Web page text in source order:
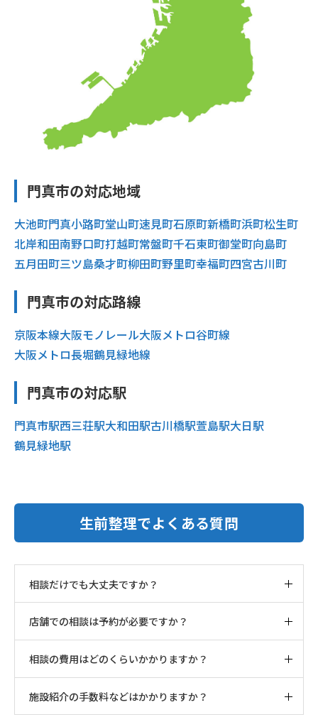
門真市の対応地域
大池町門真小路町堂山町速見町石原町新橋町浜町松生町
北岸和田南野口町打越町常盤町千石東町御堂町向島町
五月田町三ツ島桑才町柳田町野里町幸福町四宮古川町
門真市の対応路線
京阪本線大阪モノレール大阪メトロ谷町線
大阪メトロ長堀鶴見緑地線
門真市の対応駅
門真市駅西三荘駅大和田駅古川橋駅萱島駅大日駅
鶴見緑地駅
生前整理でよくある質問
相談だけでも大丈夫ですか？
店舗での相談は予約が必要ですか？
相談の費用はどのくらいかかりますか？
施設紹介の手数料などはかかりますか？